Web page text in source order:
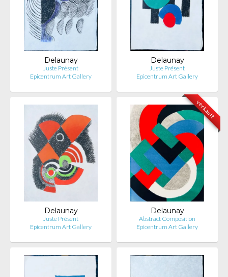
Delaunay
Juste Présent
Epicentrum Art Gallery
Delaunay
Juste Présent
Epicentrum Art Gallery
Delaunay
Juste Présent
Epicentrum Art Gallery
verkauft
Delaunay
Abstract Composition
Epicentrum Art Gallery